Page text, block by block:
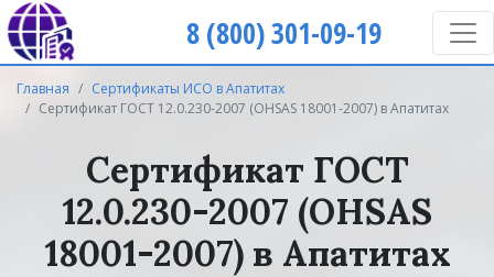
8 (800) 301-09-19
Главная
Сертификаты ИСО в Апатитах
Сертификат ГОСТ 12.0.230-2007 (OHSAS 18001-2007) в Апатитах
Сертификат ГОСТ
12.0.230-2007 (OHSAS
18001-2007) в Апатитах